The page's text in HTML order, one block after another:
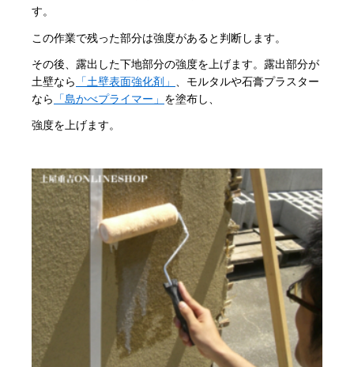
す。
この作業で残った部分は強度があると判断します。
その後、露出した下地部分の強度を上げます。露出部分が
土壁なら
「土壁表面強化剤」
、モルタルや石膏プラスター
なら
「島かべプライマー」 を塗布し、
強度を上げます。